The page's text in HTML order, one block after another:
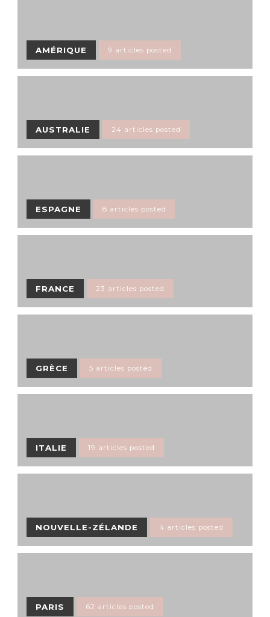
AMÉRIQUE 9 articles posted
AUSTRALIE 24 articles posted
ESPAGNE 8 articles posted
FRANCE 23 articles posted
GRÈCE 5 articles posted
ITALIE 19 articles posted
NOUVELLE-ZÉLANDE 4 articles posted
PARIS 62 articles posted